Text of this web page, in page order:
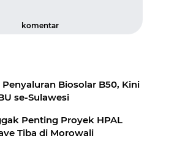
komentar
Biosolar B50, Kini
se-Sulawesi
Penting Proyek HPAL
Tiba di Morowali